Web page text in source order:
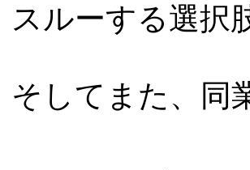
スルーする選択
そしてまた、同